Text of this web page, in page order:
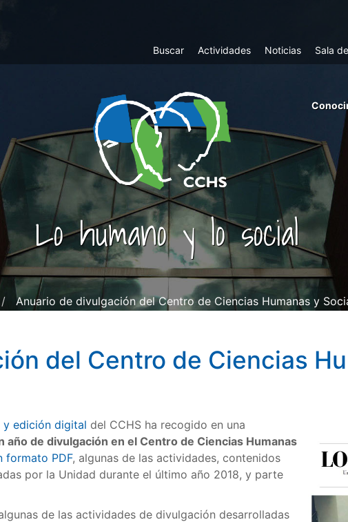
Top
Buscar Actividades Noticias Sala
menu
abierto
Lo humano y lo social
Anuario de divulgación del Centro de Ciencias Humanas y
del Centro de Ciencias
y edición digital del CCHS ha recogido en una
año de divulgación en el Centro de Ciencias Humanas
formato PDF, algunas de las actividades, contenidos
por la Unidad durante el último año 2018, y parte
de las actividades de divulgación desarrolladas